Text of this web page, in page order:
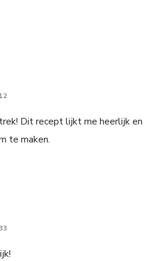
Dit recept lijkt me heerlijk en
te maken.